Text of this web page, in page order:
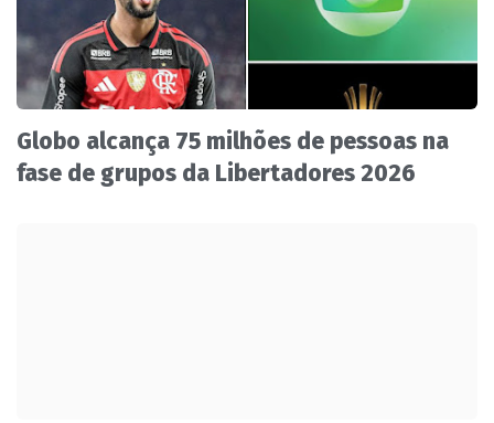
Globo alcança 75 milhões de pessoas na
fase de grupos da Libertadores 2026